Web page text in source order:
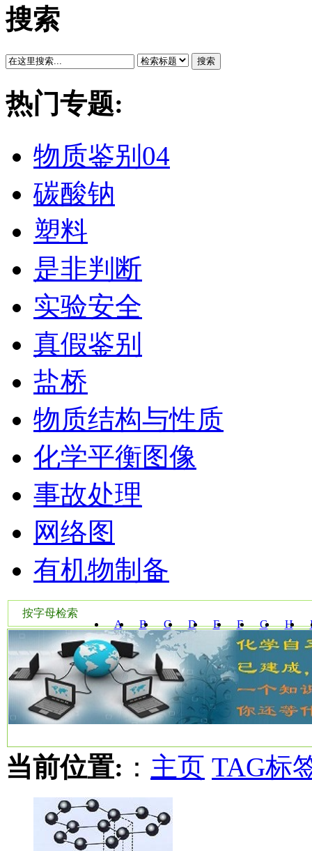
搜索
搜索
热门专题:
物质鉴别04
碳酸钠
塑料
是非判断
实验安全
真假鉴别
盐桥
物质结构与性质
化学平衡图像
事故处理
网络图
有机物制备
按字母检索
A
B C D E F G H
W Y
当前位置: ： 主页 TAG标